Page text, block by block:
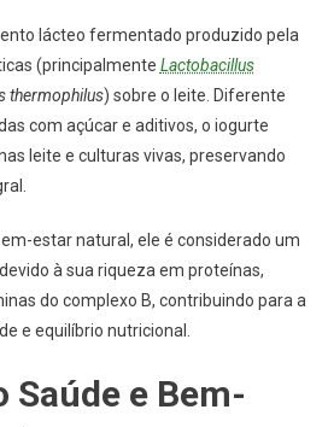
lácteo fermentado produzido pela
(principalmente Lactobacillus
thermophilus) sobre o leite. Diferente
com açúcar e aditivos, o iogurte
leite e culturas vivas, preservando
estar natural, ele é considerado um
à sua riqueza em proteínas,
do complexo B, contribuindo para a
e equilíbrio nutricional.
Saúde e Bem-